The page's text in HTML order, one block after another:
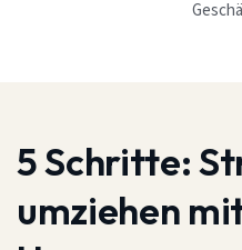
5 Schritte:
umziehen